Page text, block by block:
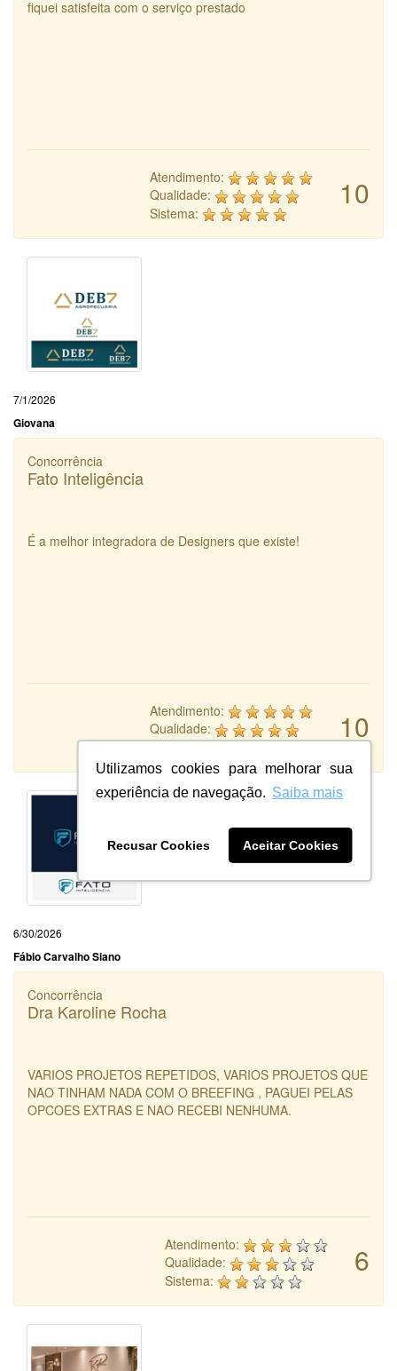
Utilizamos cookies para melhorar sua
experiência de navegação. Saiba mais
Recusar Cookies Aceitar Cookies
fiquei satisfeita com o serviço prestado
10
Atendimento:
Qualidade:
Sistema:
7/1/2026
Giovana
Concorrência
Fato Inteligência
É a melhor integradora de Designers que existe!
10
Atendimento:
Qualidade:
Sistema:
6/30/2026
Fábio Carvalho Siano
Concorrência
Dra Karoline Rocha
VARIOS PROJETOS REPETIDOS, VARIOS PROJETOS QUE
NAO TINHAM NADA COM O BREEFING , PAGUEI PELAS
OPCOES EXTRAS E NAO RECEBI NENHUMA.
6
Atendimento:
Qualidade:
Sistema: